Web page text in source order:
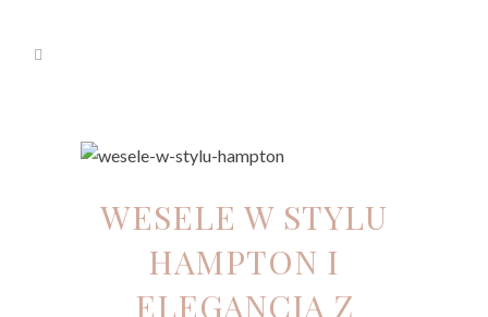
WESELE W STYLU
HAMPTON I
ELEGANCJA Z